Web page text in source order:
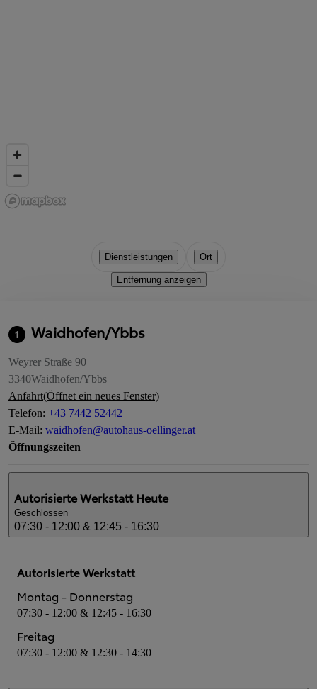
Dienstleistungen Ort
Entfernung anzeigen
1 Waidhofen/Ybbs
Weyrer Straße 90
3340Waidhofen/Ybbs
Anfahrt(Öffnet ein neues Fenster)
Telefon: +43 7442 52442
E-Mail: waidhofen@autohaus-oellinger.at
Öffnungszeiten
Autorisierte Werkstatt Heute
Geschlossen
07:30 - 12:00 & 12:45 - 16:30
Autorisierte Werkstatt
Montag - Donnerstag
07:30 - 12:00 & 12:45 - 16:30
Freitag
07:30 - 12:00 & 12:30 - 14:30